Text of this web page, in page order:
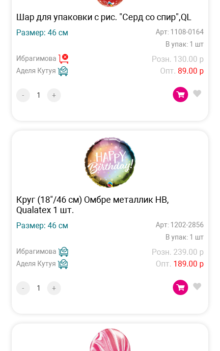
Шар для упаковки с рис. "Серд со спир",QL
Размер: 46 см
Арт: 1108-0164
В упак: 1 шт
Ибрагимова
Аделя Кутуя
Розн. 130.00 р
Опт. 89.00 р
- +
Круг (18"/46 см) Омбре металлик HB,
Qualatex 1 шт.
Размер: 46 см
Арт: 1202-2856
В упак: 1 шт
Ибрагимова
Аделя Кутуя
Розн. 239.00 р
Опт. 189.00 р
- +